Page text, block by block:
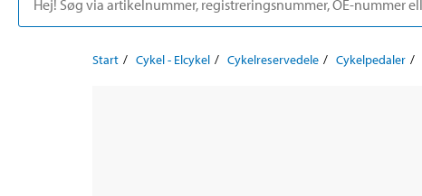
Start Cykel - Elcykel Cykelreservedele Cykelpedaler